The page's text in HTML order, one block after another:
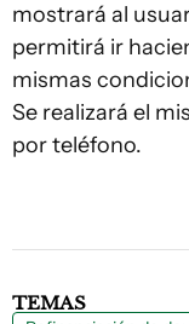
mostrará al
permitirá ir
mismas
Se realizará el
por teléfono.
TEMAS